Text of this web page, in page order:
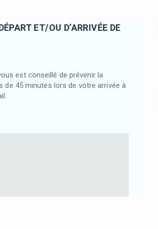
ET/OU D’ARRIVÉE DE
est conseillé de prévenir la
de 45 minutes lors de votre arrivée à